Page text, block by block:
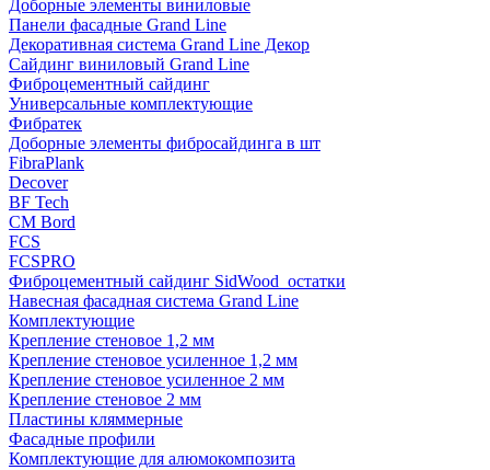
Доборные элементы виниловые
Панели фасадные Grand Line
Декоративная система Grand Line Декор
Сайдинг виниловый Grand Line
Фиброцементный сайдинг
Универсальные комплектующие
Фибратек
Доборные элементы фибросайдинга в шт
FibraPlank
Decover
BF Tech
CM Bord
FCS
FCSPRO
Фиброцементный сайдинг SidWood_остатки
Навесная фасадная система Grand Line
Комплектующие
Крепление стеновое 1,2 мм
Крепление стеновое усиленное 1,2 мм
Крепление стеновое усиленное 2 мм
Крепление стеновое 2 мм
Пластины кляммерные
Фасадные профили
Комплектующие для алюмокомпозита